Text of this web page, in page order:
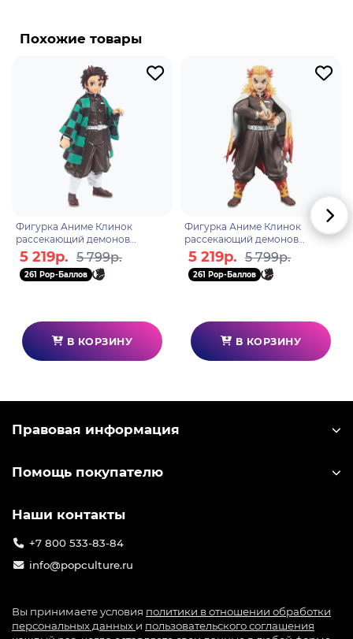
Бренд: Banpresto.
прародитель остальных демонов. Главный
антагонист. Он убил большинство из семьи
Камадо и обратил Незуко в демона.
Похожие товары
Фигурка Аниме Клинок
рассекающий демонов
Танджиро Камадо 24см
BP29368P
5 219р. 5 799р.
261 Pop-Баллов
В КОРЗИНУ
Фигурка Аниме Клинок
рассекающий демонов
Кёджуро Ренгоку 24см
BP29369P
5 219р. 5 799р.
261 Pop-Баллов
В КОРЗИНУ
Правовая информация
Помощь покупателю
Наши контакты
+7 800 533-83-84
info@popculture.ru
Вы принимаете условия политики в отношении обработки
персональных данных и пользовательского соглашения